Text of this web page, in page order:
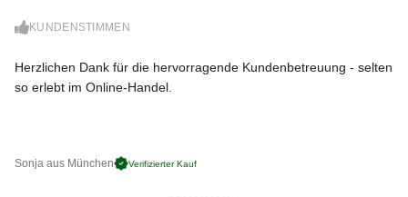
Sywawa
KUNDENSTIMMEN
Herzlichen Dank für die hervorragende Kundenbetreuung - selten
so erlebt im Online-Handel.
Sonja aus München Verifizierter Kauf